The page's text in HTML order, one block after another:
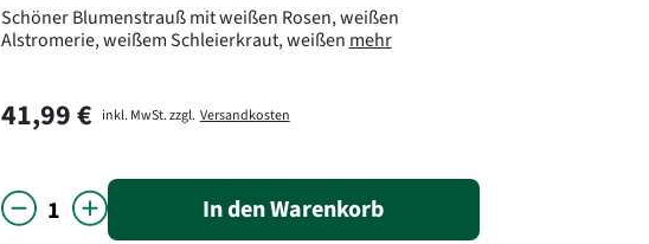
Schöner Blumenstrauß mit weißen Rosen, weißen
Alstromerie, weißem Schleierkraut, weißen mehr
41,99 € inkl. MwSt. zzgl. Versandkosten
In den Warenkorb